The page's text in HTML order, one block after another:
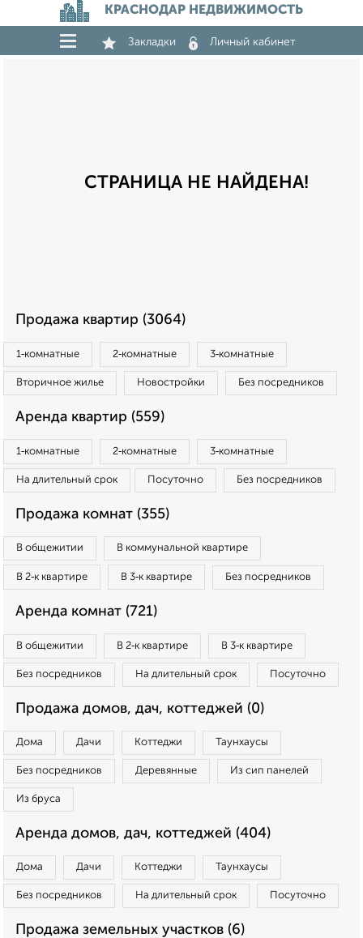
КРАСНОДАР НЕДВИЖИМОСТЬ
Закладки Личный кабинет
СТРАНИЦА НЕ НАЙДЕНА!
Продажа квартир (3064)
1‑комнатные 2‑комнатные 3‑комнатные
Вторичное жилье Новостройки Без посредников
Аренда квартир (559)
1‑комнатные 2‑комнатные 3‑комнатные
На длительный срок Посуточно Без посредников
Продажа комнат (355)
В общежитии В коммунальной квартире
В 2‑к квартире В 3‑к квартире Без посредников
Аренда комнат (721)
В общежитии В 2‑к квартире В 3‑к квартире
Без посредников На длительный срок Посуточно
Продажа домов, дач, коттеджей (0)
Дома Дачи Коттеджи Таунхаусы
Без посредников Деревянные Из сип панелей
Из бруса
Аренда домов, дач, коттеджей (404)
Дома Дачи Коттеджи Таунхаусы
Без посредников На длительный срок Посуточно
Продажа земельных участков (6)